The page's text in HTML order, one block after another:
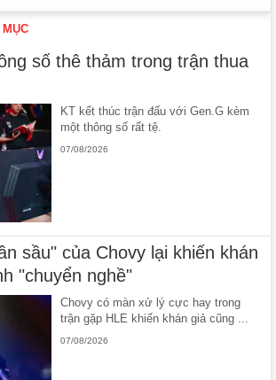
số thê thảm trong trận thua
KT kết thúc trận đấu với Gen.G kèm
một thông số rất tệ.
07/08/2026
sầu" của Chovy lại khiến khán
"chuyển nghề"
Chovy có màn xử lý cực hay trong
trận gặp HLE khiến khán giả cũng ...
07/08/2026